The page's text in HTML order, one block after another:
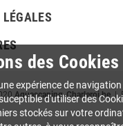
Aquascaping-Charleroi.be|
des Cookies
expérience de navigation
d'utiliser des
stockés sur votre